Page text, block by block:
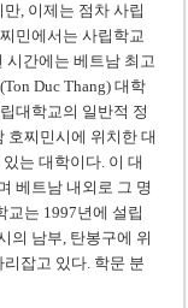
, 이제는 점차 사립
민에서는 사립학교
시간에는 베트남 최고
Duc Thang) 대학
대학교의 일반적 정
호찌민시에 위치한 대
는 대학이다. 이 대
베트남 내외로 그 명
교는 1997년에 설립
의 남부, 탄봉구에 위
잡고 있다. 학문 분